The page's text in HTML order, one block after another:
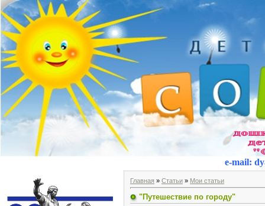
e-mail:
Главная » Статьи » Мои статьи
"Путешествие по городу"